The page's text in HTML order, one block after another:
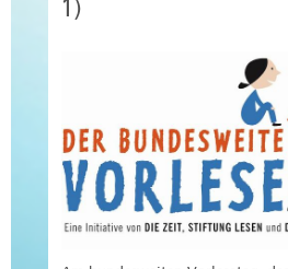
International
1)